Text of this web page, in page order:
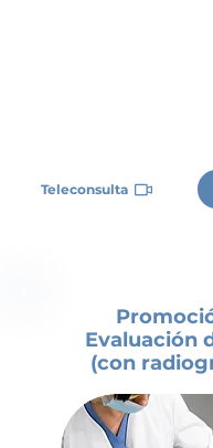
Teleconsulta
Evaluación
(con